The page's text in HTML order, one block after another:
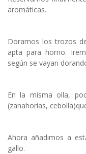
aromáticas.
Doramos los trozos
apta para horno.
según se vayan
En la misma olla,
(zanahorias,
Ahora añadimos a
gallo.